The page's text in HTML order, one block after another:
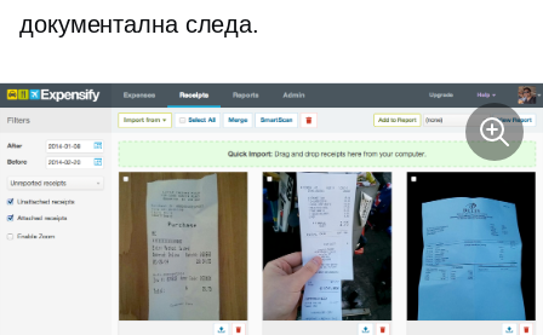
документална следа.